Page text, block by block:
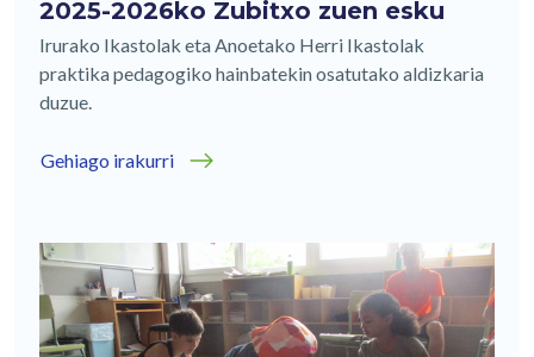
2025-2026ko Zubitxo zuen esku
Irurako Ikastolak eta Anoetako Herri Ikastolak
praktika pedagogiko hainbatekin osatutako aldizkaria
duzue.
Gehiago irakurri